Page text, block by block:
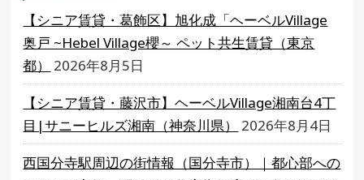
【シニア賃貸・葛飾区】旭化成「ヘーベルVillage
奥戸 ~Hebel Village櫻～ ペット共生賃貸（東京
都）
2026年8月5日
【シニア賃貸・藤沢市】ヘーベルVillage湘南台4丁
目|サニーヒルズ湘南（神奈川県）
2026年8月4日
西国分寺駅周辺の街情報（国分寺市）｜都心部への